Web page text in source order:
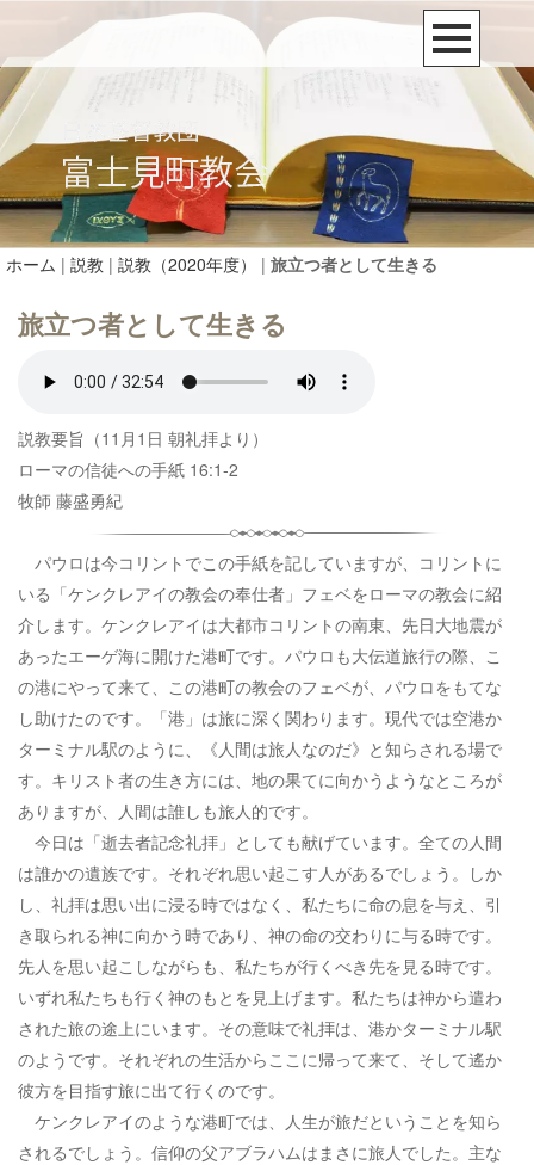
ホーム | 説教 | 説教（2020年度） | 旅立つ者として生きる
旅立つ者として生きる
説教要旨（11月1日 朝礼拝より）
ローマの信徒への手紙 16:1-2
牧師 藤盛勇紀
パウロは今コリントでこの手紙を記していますが、コリントに
いる「ケンクレアイの教会の奉仕者」フェベをローマの教会に紹
介します。ケンクレアイは大都市コリントの南東、先日大地震が
あったエーゲ海に開けた港町です。パウロも大伝道旅行の際、こ
の港にやって来て、この港町の教会のフェベが、パウロをもてな
し助けたのです。「港」は旅に深く関わります。現代では空港か
ターミナル駅のように、《人間は旅人なのだ》と知らされる場で
す。キリスト者の生き方には、地の果てに向かうようなところが
ありますが、人間は誰しも旅人的です。
今日は「逝去者記念礼拝」としても献げています。全ての人間
は誰かの遺族です。それぞれ思い起こす人があるでしょう。しか
し、礼拝は思い出に浸る時ではなく、私たちに命の息を与え、引
き取られる神に向かう時であり、神の命の交わりに与る時です。
先人を思い起こしながらも、私たちが行くべき先を見る時です。
いずれ私たちも行く神のもとを見上げます。私たちは神から遣わ
された旅の途上にいます。その意味で礼拝は、港かターミナル駅
のようです。それぞれの生活からここに帰って来て、そして遙か
彼方を目指す旅に出て行くのです。
ケンクレアイのような港町では、人生が旅だということを知ら
されるでしょう。信仰の父アブラハムはまさに旅人でした。主な